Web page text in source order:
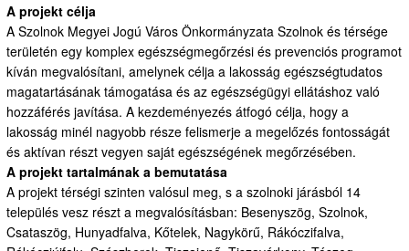
A projekt célja
A Szolnok Megyei Jogú Város Önkormányzata Szolnok és térsége
területén egy komplex egészségmegőrzési és prevenciós programot
kíván megvalósítani, amelynek célja a lakosság egészségtudatos
magatartásának támogatása és az egészségügyi ellátáshoz való
hozzáférés javítása. A kezdeményezés átfogó célja, hogy a
lakosság minél nagyobb része felismerje a megelőzés fontosságát
és aktívan részt vegyen saját egészségének megőrzésében.
A projekt tartalmának a bemutatása
A projekt térségi szinten valósul meg, s a szolnoki járásból 14
település vesz részt a megvalósításban: Besenyszög, Szolnok,
Csataszög, Hunyadfalva, Kőtelek, Nagykörű, Rákóczifalva,